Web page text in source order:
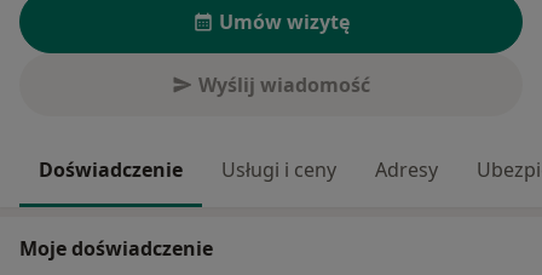
Umów wizytę
Wyślij wiadomość
Doświadczenie Usługi i ceny Adresy
Moje doświadczenie